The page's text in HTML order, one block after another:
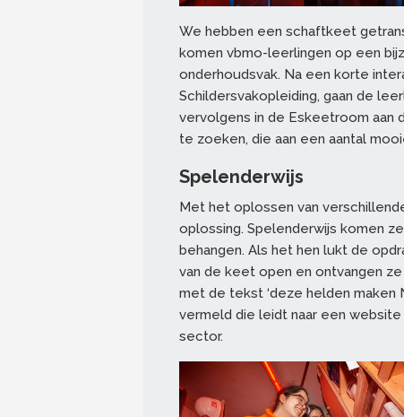
We hebben een schaftkeet
komen vbmo-leerlingen op een
onderhoudsvak. Na een korte
Schildersvakopleiding, gaan de
vervolgens in de Eskeetroom aan
te zoeken, die aan een aantal
Spelenderwijs
Met het oplossen van
oplossing. Spelenderwijs komen
behangen. Als het hen lukt de
van de keet open en ontvangen
met de tekst ‘deze helden maken
vermeld die leidt naar een
sector.